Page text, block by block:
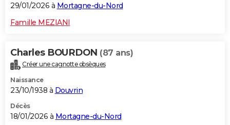
29/01/2026 à Mortagne-du-Nord
Famille MEZIANI
Charles BOURDON (87 ans)
Créer une cagnotte obsèques
Naissance
23/10/1938 à Douvrin
Décès
18/01/2026 à Mortagne-du-Nord